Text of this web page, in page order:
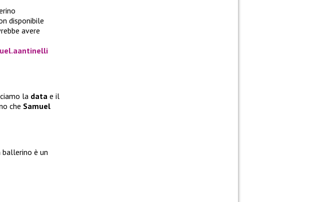
disponibile
avere
la data e il
che Samuel
ballerino è un